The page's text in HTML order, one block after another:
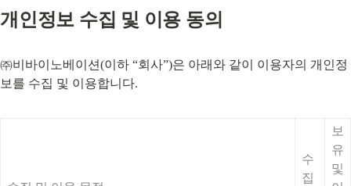
개인정보 수집 및 이용 동의
㈜비바이노베이션(이하 “회사”)은 아래와 같이 이용자의 개인정
보를 수집 및 이용합니다.
수
집
보
유
및